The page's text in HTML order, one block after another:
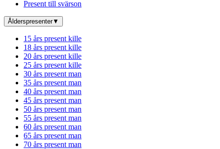
Present till svärson
Ålderspresenter▼
15 års present kille
18 års present kille
20 års present kille
25 års present kille
30 års present man
35 års present man
40 års present man
45 års present man
50 års present man
55 års present man
60 års present man
65 års present man
70 års present man